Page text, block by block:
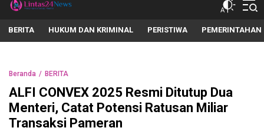
lintas24news.com
Menyingkap Setiap Realita
BERITA HUKUM DAN KRIMINAL PERISTIWA PEMERINTAHAN
Beranda BERITA
ALFI CONVEX 2025 Resmi Ditutup Dua
Menteri, Catat Potensi Ratusan Miliar
Transaksi Pameran